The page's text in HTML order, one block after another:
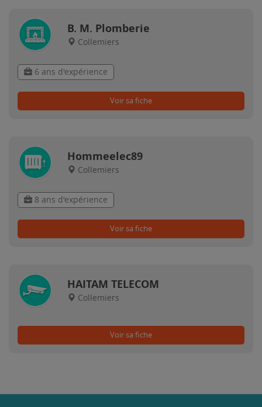
B. M. Plomberie
Collemiers
6 ans d'expérience
Voir sa fiche
Hommeelec89
Collemiers
8 ans d'expérience
Voir sa fiche
HAITAM TELECOM
Collemiers
Voir sa fiche